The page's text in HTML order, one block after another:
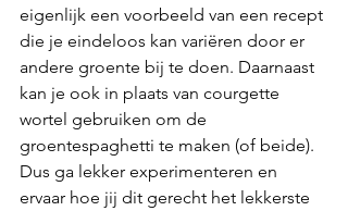
eigenlijk een voorbeeld van een recept
die je eindeloos kan variëren door er
andere groente bij te doen. Daarnaast
kan je ook in plaats van courgette
wortel gebruiken om de
groentespaghetti te maken (of beide).
Dus ga lekker experimenteren en
ervaar hoe jij dit gerecht het lekkerste